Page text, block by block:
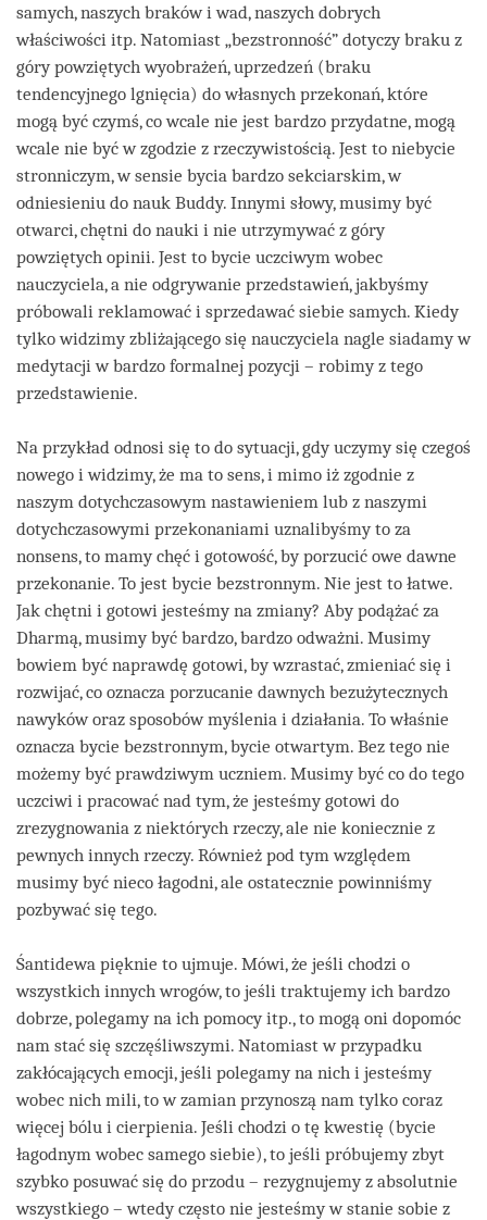
samych, naszych braków i wad, naszych dobrych
właściwości itp. Natomiast „bezstronność” dotyczy braku z
góry powziętych wyobrażeń, uprzedzeń (braku
tendencyjnego lgnięcia) do własnych przekonań, które
mogą być czymś, co wcale nie jest bardzo przydatne, mogą
wcale nie być w zgodzie z rzeczywistością. Jest to niebycie
stronniczym, w sensie bycia bardzo sekciarskim, w
odniesieniu do nauk Buddy. Innymi słowy, musimy być
otwarci, chętni do nauki i nie utrzymywać z góry
powziętych opinii. Jest to bycie uczciwym wobec
nauczyciela, a nie odgrywanie przedstawień, jakbyśmy
próbowali reklamować i sprzedawać siebie samych. Kiedy
tylko widzimy zbliżającego się nauczyciela nagle siadamy w
medytacji w bardzo formalnej pozycji – robimy z tego
przedstawienie.
Na przykład odnosi się to do sytuacji, gdy uczymy się czegoś
nowego i widzimy, że ma to sens, i mimo iż zgodnie z
naszym dotychczasowym nastawieniem lub z naszymi
dotychczasowymi przekonaniami uznalibyśmy to za
nonsens, to mamy chęć i gotowość, by porzucić owe dawne
przekonanie. To jest bycie bezstronnym. Nie jest to łatwe.
Jak chętni i gotowi jesteśmy na zmiany? Aby podążać za
Dharmą, musimy być bardzo, bardzo odważni. Musimy
bowiem być naprawdę gotowi, by wzrastać, zmieniać się i
rozwijać, co oznacza porzucanie dawnych bezużytecznych
nawyków oraz sposobów myślenia i działania. To właśnie
oznacza bycie bezstronnym, bycie otwartym. Bez tego nie
możemy być prawdziwym uczniem. Musimy być co do tego
uczciwi i pracować nad tym, że jesteśmy gotowi do
zrezygnowania z niektórych rzeczy, ale nie koniecznie z
pewnych innych rzeczy. Również pod tym względem
musimy być nieco łagodni, ale ostatecznie powinniśmy
pozbywać się tego.
Śantidewa pięknie to ujmuje. Mówi, że jeśli chodzi o
wszystkich innych wrogów, to jeśli traktujemy ich bardzo
dobrze, polegamy na ich pomocy itp., to mogą oni dopomóc
nam stać się szczęśliwszymi. Natomiast w przypadku
zakłócających emocji, jeśli polegamy na nich i jesteśmy
wobec nich mili, to w zamian przynoszą nam tylko coraz
więcej bólu i cierpienia. Jeśli chodzi o tę kwestię (bycie
łagodnym wobec samego siebie), to jeśli próbujemy zbyt
szybko posuwać się do przodu – rezygnujemy z absolutnie
wszystkiego – wtedy często nie jesteśmy w stanie sobie z